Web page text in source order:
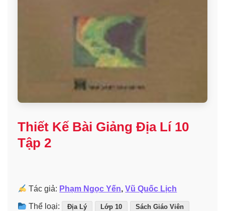
Thiết Kế Bài Giảng Địa Lí 10
Tập 2
Tác giả: Phạm Ngọc Yến,Vũ Quốc Lịch
Thể loại: Địa Lý Lớp 10 Sách Giáo Viên